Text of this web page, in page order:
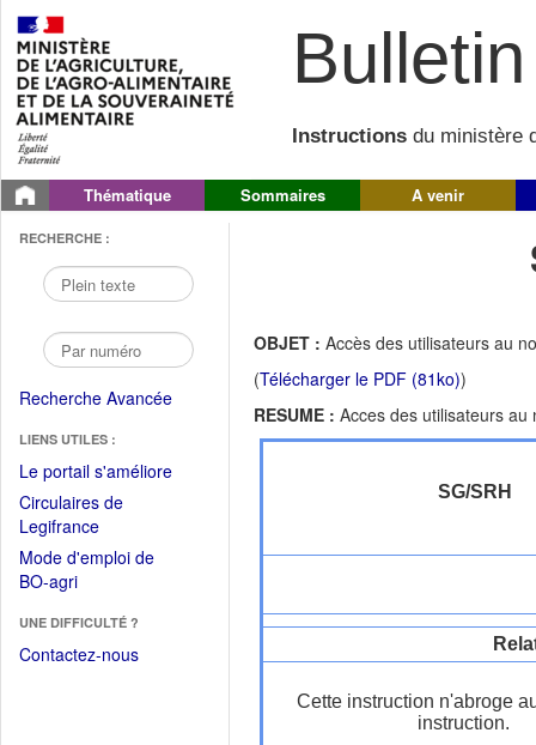
Instructions du ministère
Thématique Sommaires A venir
RECHERCHE :
Recherche Avancée
LIENS UTILES :
Le portail s'améliore(Fichier
Circulaires de
Legifrance(Ouvrir
dans
une
fenêtre)
Mode d'emploi de
BO-agri(Ouvrir
une
nouvelle
UNE DIFFICULTÉ ?
Contactez-nous
OBJET : Accès des utilisateurs au
(Télécharger le PDF (81ko))
RESUME : Acces des utilisateurs au
SG/SRH
Cette instruction n'abroge
instruction.